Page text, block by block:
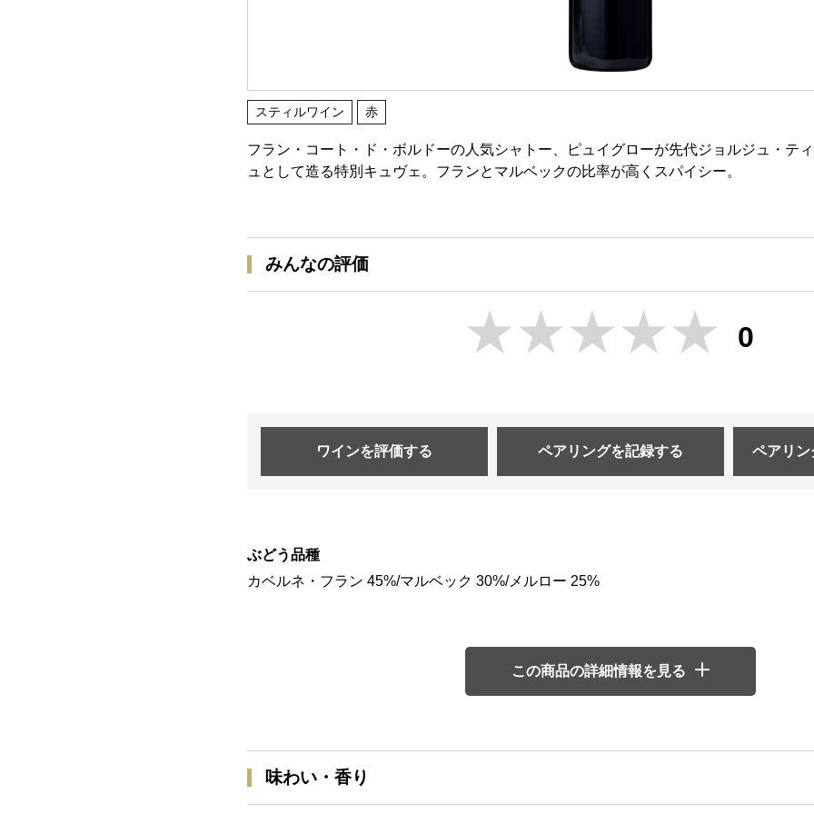
スティルワイン 赤
フラン・コート・ド・ボルドーの人気シャトー、ピュイグローが先代ジョルジュ・テ
ュとして造る特別キュヴェ。フランとマルベックの比率が高くスパイシー。
みんなの評価
0
ワインを評価する ペアリングを記録する ペアリン
ぶどう品種
カベルネ・フラン 45%/マルベック 30%/メルロー 25%
この商品の詳細情報を見る
味わい・香り